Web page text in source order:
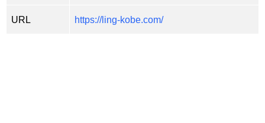
URL https://ling-kobe.com/